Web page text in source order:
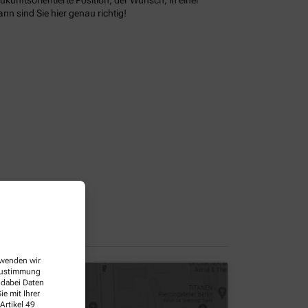
wir
Daten
mit Ihrer
49
sind Sie hier genau richtig!